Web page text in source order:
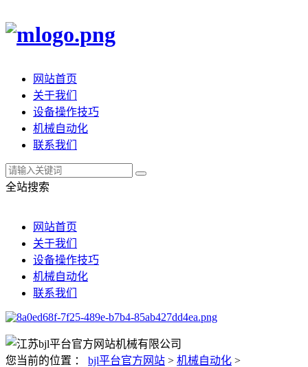
网站首页
关于我们
设备操作技巧
机械自动化
联系我们
全站搜索
网站首页
关于我们
设备操作技巧
机械自动化
联系我们
您当前的位置 ： bjl平台官方网站 > 机械自动化 >